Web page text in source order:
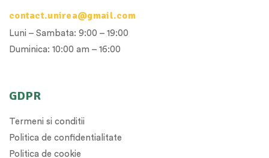
GDPR
Termeni si conditii
Politica de confidentialitate
Politica de cookie
contact.unirea@gmail.com
Luni – Sambata: 9:00 – 19:00
Duminica: 10:00 am – 16:00